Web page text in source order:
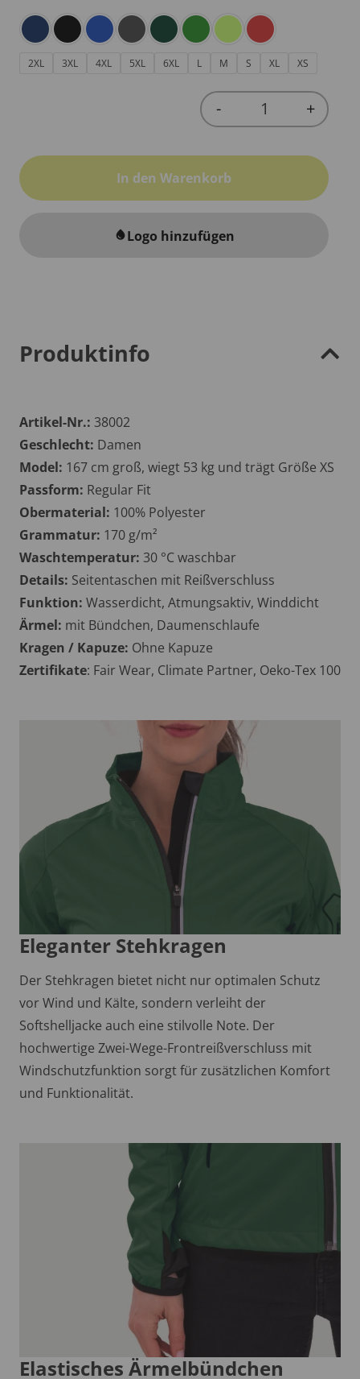
2XL 3XL 4XL 5XL 6XL L M S XL XS
Quantity
- +
In den Warenkorb
water_dropLogo hinzufügen
Produktinfo
Artikel-Nr.: 38002
Geschlecht: Damen
Model: 167 cm groß, wiegt 53 kg und trägt Größe XS
Passform: Regular Fit
Obermaterial: 100% Polyester
Grammatur: 170 g/m²
Waschtemperatur: 30 °C waschbar
Details: Seitentaschen mit Reißverschluss
Funktion: Wasserdicht, Atmungsaktiv, Winddicht
Ärmel: mit Bündchen, Daumenschlaufe
Kragen / Kapuze: Ohne Kapuze
Zertifikate: Fair Wear, Climate Partner, Oeko-Tex 100
Eleganter Stehkragen
Der Stehkragen bietet nicht nur optimalen Schutz
vor Wind und Kälte, sondern verleiht der
Softshelljacke auch eine stilvolle Note. Der
hochwertige Zwei-Wege-Frontreißverschluss mit
Windschutzfunktion sorgt für zusätzlichen Komfort
und Funktionalität.
Elastisches Ärmelbündchen